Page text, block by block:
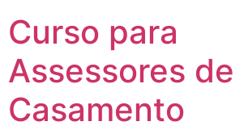
Curso para
Assessores de
Casamento